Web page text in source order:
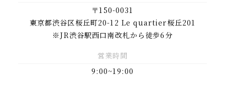
〒150-0031
東京都渋谷区桜丘町20-12 Le quartier桜丘201
※JR渋谷駅西口南改札から徒歩6分
営業時間
9:00~19:00